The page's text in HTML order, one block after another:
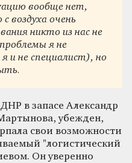
вообще нет,
воздуха очень
никто из нас не
я не
и не специалист), но
в запасе Александр
убежден,
свои возможности
"логистический
Он уверенно